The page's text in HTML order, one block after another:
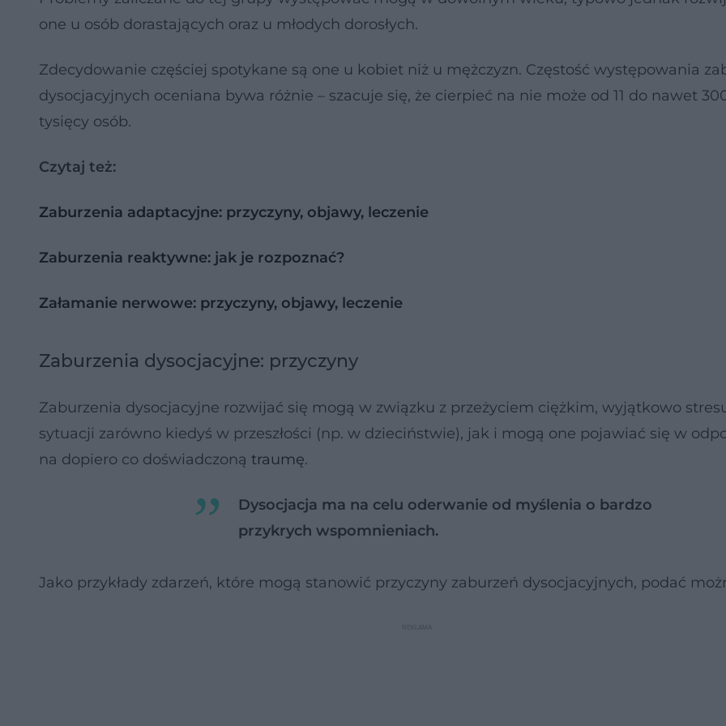
one u osób dorastających oraz u młodych dorosłych.
Zdecydowanie częściej spotykane są one u kobiet niż u mężczyzn. Częstość występowania
dysocjacyjnych oceniana bywa różnie – szacuje się, że cierpieć na nie może od 11 do nawet
tysięcy osób.
Czytaj też:
Zaburzenia adaptacyjne: przyczyny, objawy, leczenie
Zaburzenia reaktywne: jak je rozpoznać?
Załamanie nerwowe: przyczyny, objawy, leczenie
Zaburzenia dysocjacyjne: przyczyny
Zaburzenia dysocjacyjne rozwijać się mogą w związku z przeżyciem ciężkim, wyjątkowo
sytuacji zarówno kiedyś w przeszłości (np. w dzieciństwie), jak i mogą one pojawiać się w
na dopiero co doświadczoną traumę.
Dysocjacja ma na celu oderwanie od myślenia o bardzo
przykrych wspomnieniach.
Jako przykłady zdarzeń, które mogą stanowić przyczyny zaburzeń dysocjacyjnych, podać